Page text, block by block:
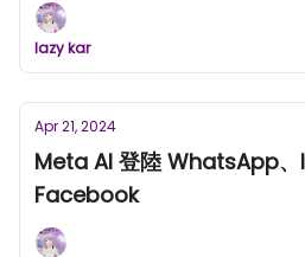
lazy kar
Apr 21, 2024
Meta AI 登陸 WhatsApp
Facebook